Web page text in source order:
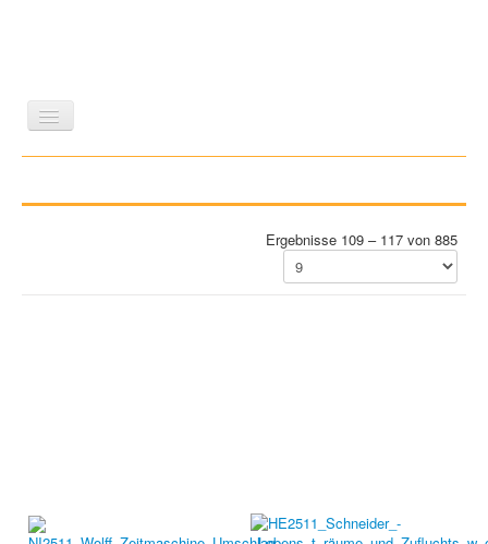
GESCHICHTE
WISSENSCHAFT
REIHEN
ZEITSCHRIFTEN/VERZEICHNISSEErgebnisse 109 – 117 von 885